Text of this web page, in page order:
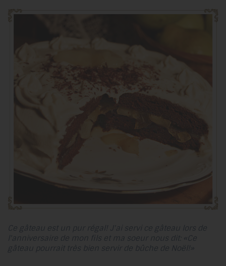
Ce gâteau est un pur régal! J'ai servi ce gâteau lors de
l'anniversaire de mon fils et ma soeur nous dit: «Ce
gâteau pourrait très bien servir de bûche de Noël!»